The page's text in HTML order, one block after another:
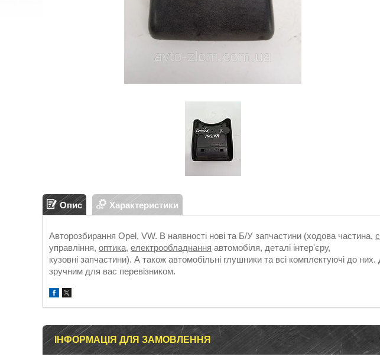
Опис Характеристики
Авторозбирання Opel, VW. В наявності нові та Б/У запчастини (ходова частина,
управління, оптика, електрообладнання автомобіля, деталі інтер'єру,
кузовні запчастини). А також автомобільні глушники та всі комплектуючі до
зручним для вас перевізником.
ІНФОРМАЦІЯ ДЛЯ ЗАМОВЛЕННЯ